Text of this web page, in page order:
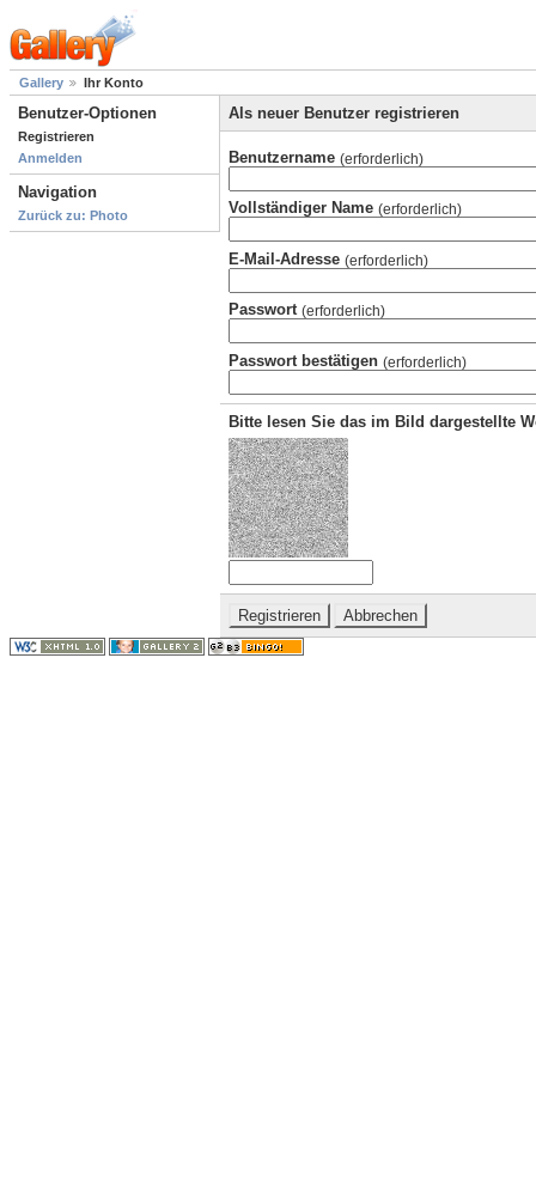
Gallery Ihr Konto
Benutzer-Optionen
Registrieren
Anmelden
Navigation
Zurück zu: Photo
Als neuer Benutzer registrieren
Benutzername (erforderlich)
Vollständiger Name (erforderlich)
E-Mail-Adresse (erforderlich)
Passwort (erforderlich)
Passwort bestätigen (erforderlich)
Bitte lesen Sie das im Bild dargestellte